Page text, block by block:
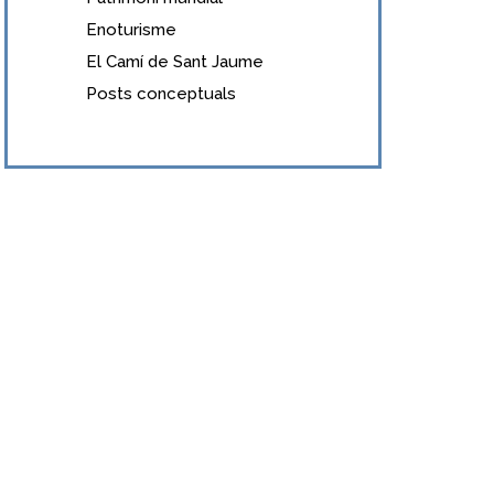
Enoturisme
El Camí de Sant Jaume
Posts conceptuals